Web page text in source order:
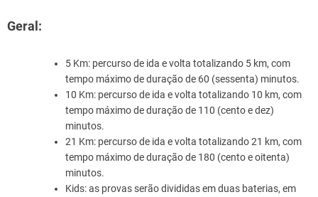
Geral:
5 Km: percurso de ida e volta totalizando 5 km, com
tempo máximo de duração de 60 (sessenta) minutos.
10 Km: percurso de ida e volta totalizando 10 km, com
tempo máximo de duração de 110 (cento e dez)
minutos.
21 Km: percurso de ida e volta totalizando 21 km, com
tempo máximo de duração de 180 (cento e oitenta)
minutos.
Kids: as provas serão divididas em duas baterias, em